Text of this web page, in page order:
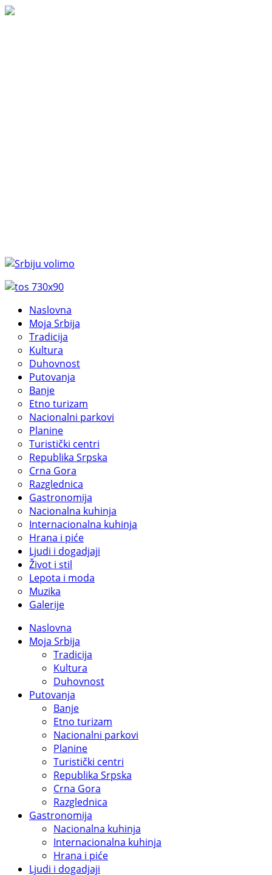
Naslovna
Moja Srbija
Tradicija
Kultura
Duhovnost
Putovanja
Banje
Etno turizam
Nacionalni parkovi
Planine
Turistički centri
Republika Srpska
Crna Gora
Razglednica
Gastronomija
Nacionalna kuhinja
Internacionalna kuhinja
Hrana i piće
Ljudi i dogadjaji
Život i stil
Lepota i moda
Muzika
Galerije
Naslovna
Moja Srbija
Tradicija
Kultura
Duhovnost
Putovanja
Banje
Etno turizam
Nacionalni parkovi
Planine
Turistički centri
Republika Srpska
Crna Gora
Razglednica
Gastronomija
Nacionalna kuhinja
Internacionalna kuhinja
Hrana i piće
Ljudi i dogadjaji